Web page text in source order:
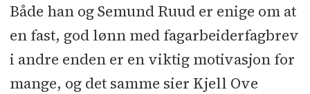
Både han og Semund Ruud er enige om at
en fast, god lønn med fagarbeiderfagbrev
i andre enden er en viktig motivasjon for
mange, og det samme sier Kjell Ove